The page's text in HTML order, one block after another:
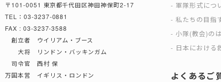
〒101-0051 東京都千代田区神田神保町2-17
TEL：03-3237-0881
FAX : 03-3237-3588
創立者 ウイリアム・ブース
大将 リンドン・バッキンガム
司令官 西村 保
万国本営 イギリス・ロンドン
軍隊形式につ
私たちの目指
小隊(教会)の
日本における
よくあるご